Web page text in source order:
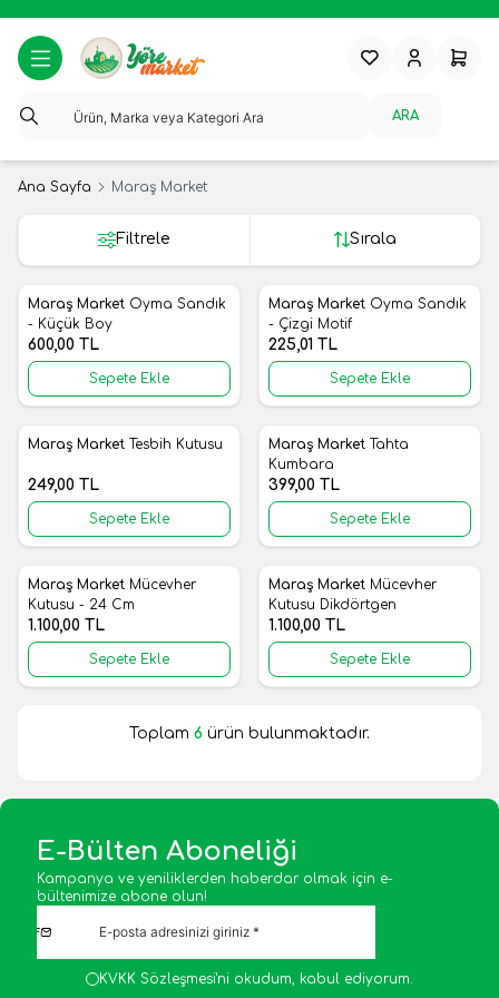
ARA
FavorilerimHesabım
Ana Sayfa Maraş Market
Filtrele Sırala
Yeni
Favorilere Ekle
Maraş Market Oyma Sandık
- Küçük Boy
600,00 TL
Sepete Ekle
Yeni
Favorilere Ekle
Maraş Market Oyma Sandık
- Çizgi Motif
225,01 TL
Sepete Ekle
Yeni
Maraş Market Tesbih Kutusu
249,00 TL
Sepete Ekle
Yeni
Favorilere Ekle
Maraş Market Tahta
Kumbara
399,00 TL
Sepete Ekle
Yeni
Favorilere Ekle
Maraş Market Mücevher
Kutusu - 24 Cm
1.100,00 TL
Sepete Ekle
Yeni
Favorilere Ekle
Maraş Market Mücevher
Kutusu Dikdörtgen
1.100,00 TL
Sepete Ekle
Toplam 6 ürün bulunmaktadır.
E-Bülten Aboneliği
Kampanya ve yeniliklerden haberdar olmak için e-
bültenimize abone olun!
KVKK Sözleşmesi'niokudum, kabul ediyorum.